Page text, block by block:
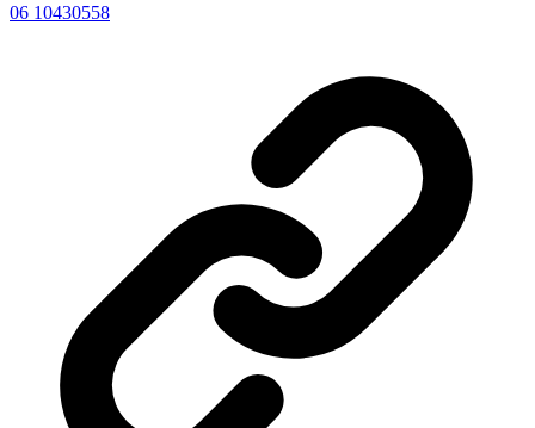
06 10430558